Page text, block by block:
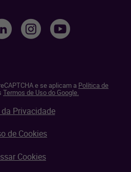
e se aplicam a Política de
Termos de Uso do Google.
Privacidade
de Cookies
Cookies